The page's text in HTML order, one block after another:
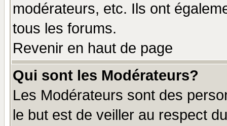
modérateurs, etc. Ils ont
tous les forums.
Revenir en haut de page
Qui sont les Modérateurs?
Les Modérateurs sont des
le but est de veiller au respect